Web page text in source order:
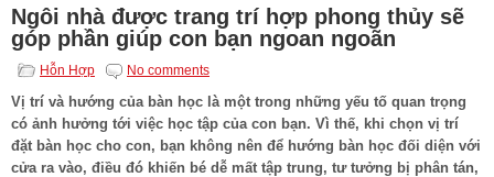
Ngôi nhà được trang trí hợp phong thủy sẽ
góp phần giúp con bạn ngoan ngoãn
Hỗn Hợp No comments
Vị trí và hướng của bàn học là một trong những yếu tố quan trọng
có ảnh hưởng tới việc học tập của con bạn. Vì thế, khi chọn vị trí
đặt bàn học cho con, bạn không nên để hướng bàn học đối diện với
cửa ra vào, điều đó khiến bé dễ mất tập trung, tư tưởng bị phân tán,